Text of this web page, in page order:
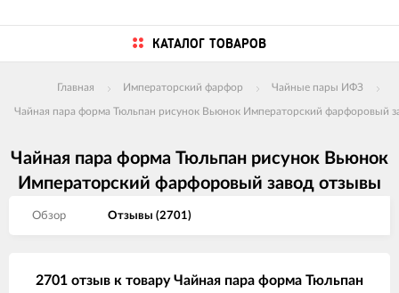
КАТАЛОГ ТОВАРОВ
Главная Императорский фарфор Чайные пары ИФЗ
Чайная пара форма Тюльпан рисунок Вьюнок Императорский фарфоровый
Чайная пара форма Тюльпан рисунок Вьюнок
Императорский фарфоровый завод отзывы
Обзор Отзывы (2701)
2701 отзыв к товару Чайная пара форма Тюльпан